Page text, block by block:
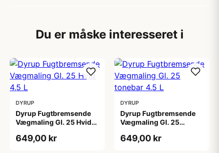
Du er måske interesseret i
DYRUP
Dyrup Fugtbremsende
Vægmaling Gl. 25 Hvid
649,00 kr
DYRUP
Dyrup Fugtbremsende
Vægmaling Gl. 25
649,00 kr